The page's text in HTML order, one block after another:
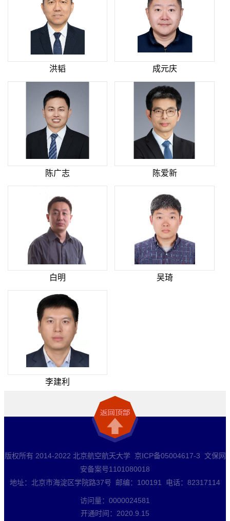
洪韬 成元庆
陈广志 陈爱新
白明 吴琦
李建利
版权所有 2014-2022 北京航空航天大学 京ICP备05004617-3 文保网
安备案号1101080018
地址：北京市海淀区学院路37号 邮编：100191 电话：82317114
访问量： 0000024581
开通时间： 2020 9 15